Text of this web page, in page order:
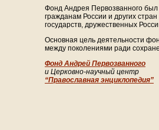
Фонд Андрея Первозванного был
гражданам России и других
государств, дружественных
Основная цель деятельности
между поколениями ради
Фонд Андрей Первозванного
и Церковно-научный центр
“Православная энциклопедия”